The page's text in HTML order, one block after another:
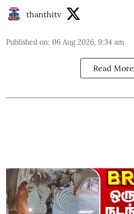
thanthitv
Published on: 06 Aug 2026, 9:34 am
Read More